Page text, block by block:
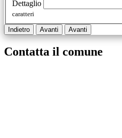
Dettaglio
caratteri
Indietro Avanti Avanti
Contatta il comune